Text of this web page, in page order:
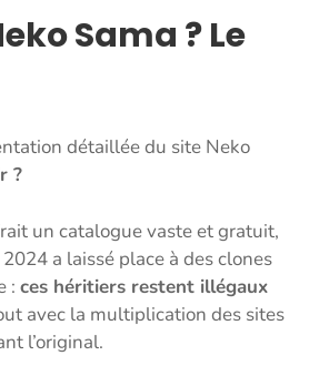
Sama ? Le
détaillée du site Neko
?
un catalogue vaste et gratuit,
a laissé place à des clones
: ces héritiers restent illégaux
avec la multiplication des sites
l’original.